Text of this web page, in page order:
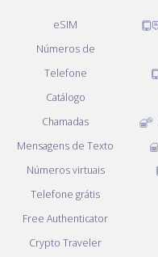
eSIM
Números de
Telefone
Catálogo
Chamadas
Mensagens de Texto
Números virtuais
Telefone grátis
Free Authenticator
Crypto Traveler